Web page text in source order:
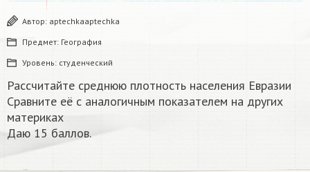
Автор: aptechkaaptechka
Предмет: География
Уровень: студенческий
Рассчитайте среднюю плотность населения Евразии
Сравните её с аналогичным показателем на других
материках​
Даю 15 баллов.